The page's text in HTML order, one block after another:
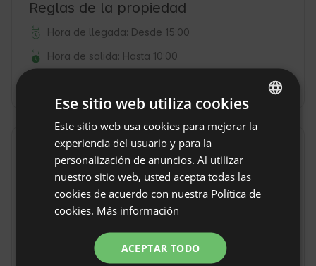
Reglas de la propiedad
Hora de llegada: Desde 15:00
Hora de salida: Hasta 10:00
Localización
Coín, Provincia Málaga, España
ENGLISH
POLISH
GERMAN
Ese sitio web utiliza cookies
Este sitio web usa cookies para mejorar la
experiencia del usuario y para la
personalización de anuncios. Al utilizar
nuestro sitio web, usted acepta todas las
cookies de acuerdo con nuestra Política de
cookies. Más información
ACEPTAR TODO